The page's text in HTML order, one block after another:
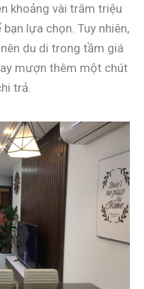
khoảng vài trăm triệu
lựa chọn. Tuy nhiên,
du di trong tầm giá
mượn thêm một chút
trả.